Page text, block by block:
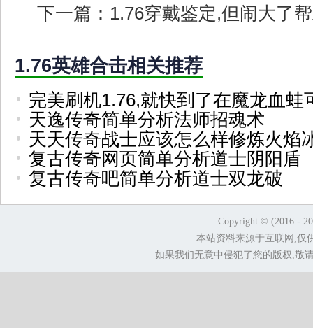
下一篇： 1.76穿戴鉴定,但闹大了
1.76英雄合击相关推荐
完美刷机1.76,就快到了在魔龙血蛙
天逸传奇简单分析法师招魂术
天天传奇战士应该怎么样修炼火焰
复古传奇网页简单分析道士阴阳盾
复古传奇吧简单分析道士双龙破
Copyright © (2016 -
本站资料来源于互联网,仅
如果我们无意中侵犯了您的版权,敬